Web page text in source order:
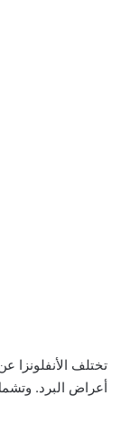
تختلف الأنفلونزا
أعراض البرد.